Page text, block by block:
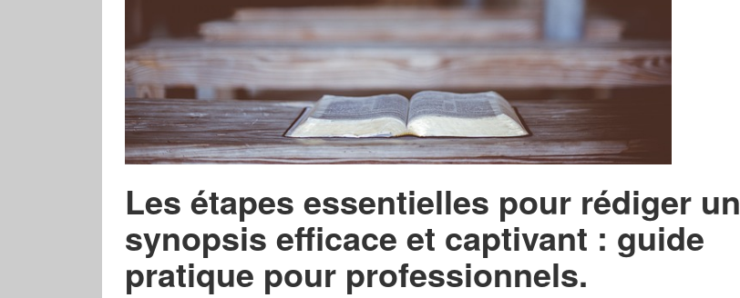
Les étapes essentielles pour rédiger un
synopsis efficace et captivant : guide
pratique pour professionnels.